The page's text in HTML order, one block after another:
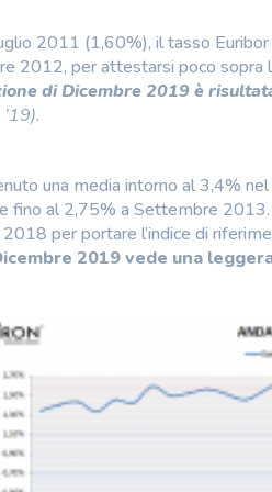
2011 (1,60%), il tasso
2012, per attestarsi poco
di Dicembre 2019 è
.
una media intorno al 3,4%
fino al 2,75% a Settembre
2018 per portare l’indice di
2019 vede una